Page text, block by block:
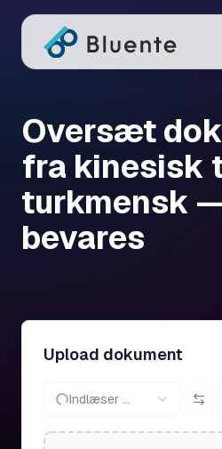
Oversæt
fra kinesisk
turkmensk
bevares
Upload dokument
Indlæser ...